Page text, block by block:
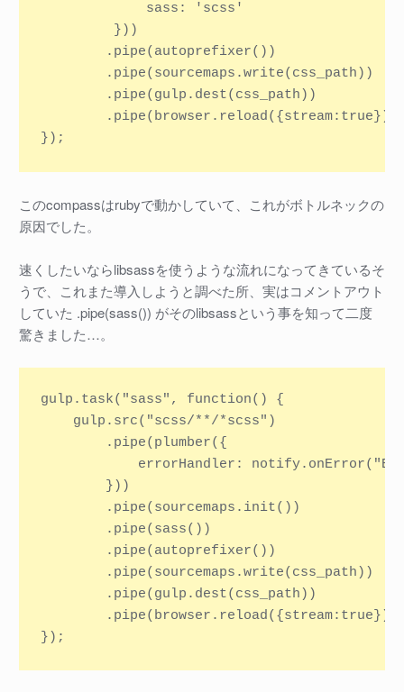
             sass: 'scss'
         }))
        .pipe(autoprefixer())
        .pipe(sourcemaps.write(css_path))
        .pipe(gulp.dest(css_path))
このcompassはrubyで動かしていて、これがボトルネックの
原因でした。
速くしたいならlibsassを使うような流れになってきているそ
うで、これまた導入しようと調べた所、実はコメントアウト
していた .pipe(sass()) がそのlibsassという事を知って二度
驚きました…。
gulp.task("sass", function() {
    gulp.src("scss/**/*scss")
        .pipe(plumber({
errorHandler:
        }))
        .pipe(sourcemaps.init())
        .pipe(sass())
        .pipe(autoprefixer())
        .pipe(sourcemaps.write(css_path))
        .pipe(gulp.dest(css_path))